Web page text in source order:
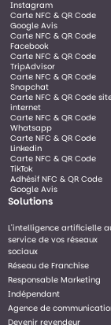
Instagram
Carte NFC & QR Code
Google Avis
Carte NFC & QR Code
Facebook
Carte NFC & QR Code
TripAdvisor
Carte NFC & QR Code
Snapchat
Carte NFC & QR Code
internet
Carte NFC & QR Code
Whatsapp
Carte NFC & QR Code
Linkedin
Carte NFC & QR Code
TikTok
Adhésif NFC & QR Code
Google Avis
Solutions
L'intelligence artificielle
service de vos réseaux
sociaux
Réseau de Franchise
Responsable Marketing
Indépendant
Agence de
Devenir revendeur